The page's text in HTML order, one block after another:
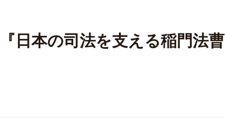
日本の司法を支える稲門法曹